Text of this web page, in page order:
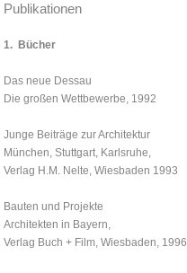
Publikationen
1. Bücher
Das neue Dessau
Die großen Wettbewerbe, 1992
Junge Beiträge zur Architektur
München, Stuttgart, Karlsruhe,
Verlag H.M. Nelte, Wiesbaden 1993
Bauten und Projekte
Architekten in Bayern,
Verlag Buch + Film, Wiesbaden, 1996